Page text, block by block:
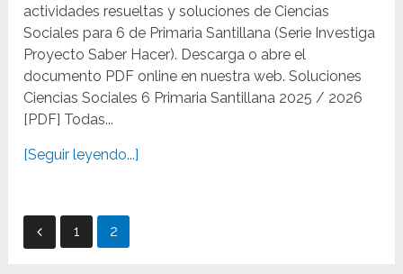
actividades resueltas y soluciones de Ciencias
Sociales para 6 de Primaria Santillana (Serie Investiga
Proyecto Saber Hacer). Descarga o abre el
documento PDF online en nuestra web. Soluciones
Ciencias Sociales 6 Primaria Santillana 2025 / 2026
[PDF] Todas...
[Seguir leyendo...]
Paginación
de
1 2